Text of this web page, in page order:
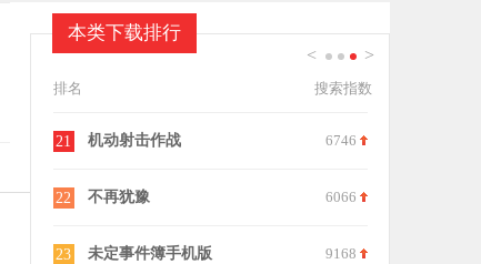
本类下载排行
< >
排名 搜索指数
8413
9579
8198
11
侏罗纪恐怖恐龙狩猎
13 像素射击小队